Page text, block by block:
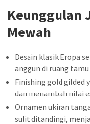
Keunggulan
Mewah
Desain klasik Eropa
anggun di ruang tamu
Finishing gold gilded
dan menambah nilai
Ornamen ukiran
sulit ditandingi,